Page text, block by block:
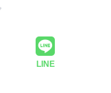
LINE